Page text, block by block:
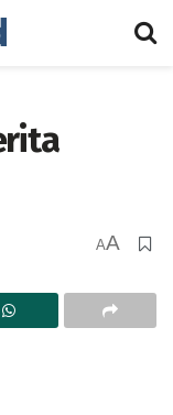
AA